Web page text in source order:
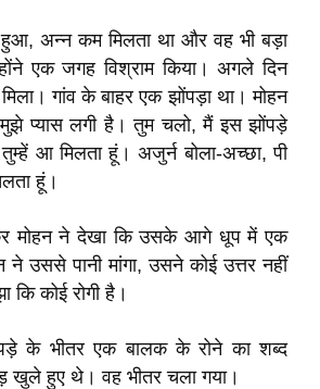
अन्न कम मिलता था और वह भी बड़ा
एक जगह विश्राम किया। अगले दिन
गांव के बाहर एक झोंपड़ा था। मोहन
प्यास लगी है। तुम चलो, मैं इस झोंपड़े
आ मिलता हूं। अजुर्न बोला-अच्छा, पी
हूं।
मोहन ने देखा कि उसके आगे धूप में एक
ने उससे पानी मांगा, उसने कोई उत्तर नहीं
कि कोई रोगी है।
के भीतर एक बालक के रोने का शब्द
खुले हुए थे। वह भीतर चला गया।